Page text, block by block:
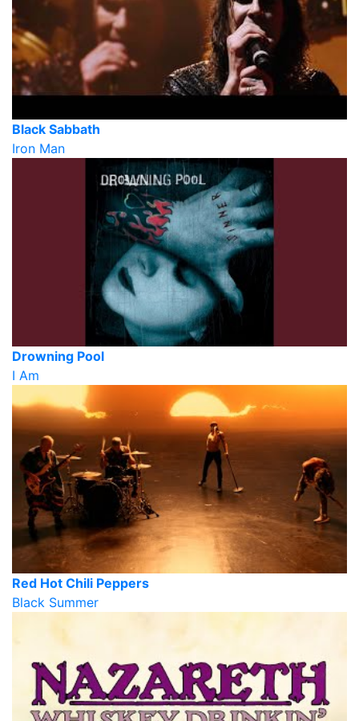
Black Sabbath
Iron Man
Drowning Pool
I Am
Red Hot Chili Peppers
Black Summer